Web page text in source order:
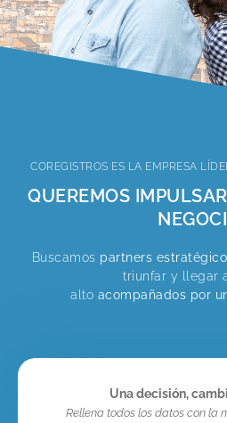
COREGISTROS ES LA EMPRESA
QUEREMOS
Buscamos partners
triunfar y llegar
alto acompañados por
Una decisión,
Rellena todos los datos con la